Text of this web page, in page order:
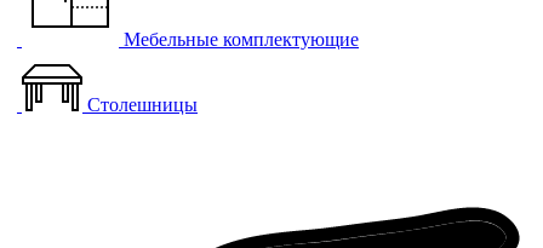
Мебельные комплектующие
Столешницы